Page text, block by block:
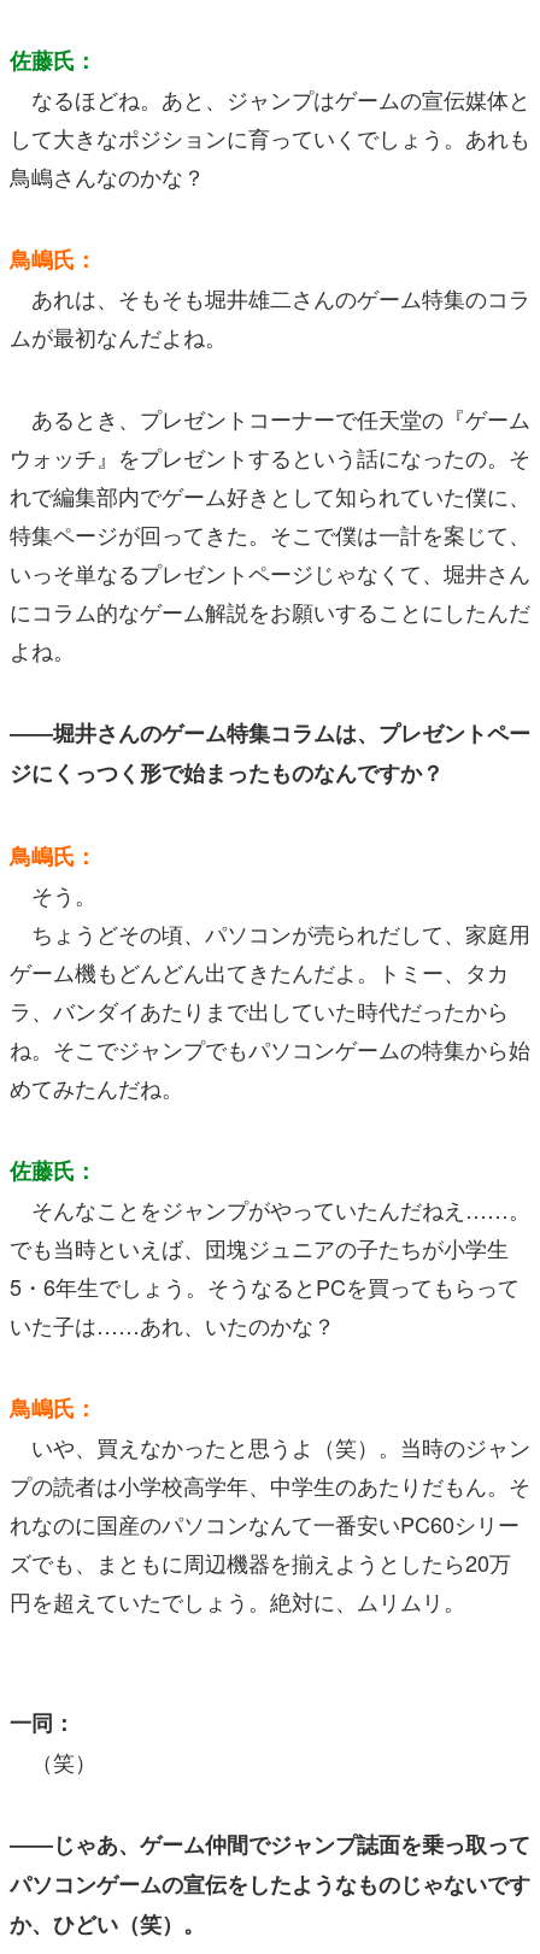
佐藤氏：
なるほどね。あと、ジャンプはゲームの宣伝媒体と
して大きなポジションに育っていくでしょう。あれも
鳥嶋さんなのかな？
鳥嶋氏：
あれは、そもそも堀井雄二さんのゲーム特集のコラ
ムが最初なんだよね。
あるとき、プレゼントコーナーで任天堂の『ゲーム
ウォッチ』をプレゼントするという話になったの。そ
れで編集部内でゲーム好きとして知られていた僕に、
特集ページが回ってきた。そこで僕は一計を案じて、
いっそ単なるプレゼントページじゃなくて、堀井さん
にコラム的なゲーム解説をお願いすることにしたんだ
よね。
――堀井さんのゲーム特集コラムは、プレゼントペー
ジにくっつく形で始まったものなんですか？
鳥嶋氏：
そう。
ちょうどその頃、パソコンが売られだして、家庭用
ゲーム機もどんどん出てきたんだよ。トミー、タカ
ラ、バンダイあたりまで出していた時代だったから
ね。そこでジャンプでもパソコンゲームの特集から始
めてみたんだね。
佐藤氏：
そんなことをジャンプがやっていたんだねえ……。
でも当時といえば、団塊ジュニアの子たちが小学生
5・6年生でしょう。そうなるとPCを買ってもらって
いた子は……あれ、いたのかな？
鳥嶋氏：
いや、買えなかったと思うよ（笑）。当時のジャン
プの読者は小学校高学年、中学生のあたりだもん。そ
れなのに国産のパソコンなんて一番安いPC60シリー
ズでも、まともに周辺機器を揃えようとしたら20万
円を超えていたでしょう。絶対に、ムリムリ。
一同：
（笑）
――じゃあ、ゲーム仲間でジャンプ誌面を乗っ取って
パソコンゲームの宣伝をしたようなものじゃないです
か、ひどい（笑）。